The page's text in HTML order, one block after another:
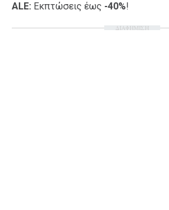
ALE: Εκπτώσεις έως -40%!
ΔΙΑΦΗΜΙΣΗ